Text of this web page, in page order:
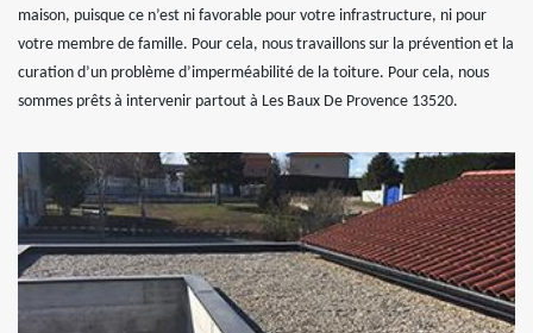
maison, puisque ce n’est ni favorable pour votre infrastructure, ni pour
votre membre de famille. Pour cela, nous travaillons sur la prévention et la
curation d’un problème d’imperméabilité de la toiture. Pour cela, nous
sommes prêts à intervenir partout à Les Baux De Provence 13520.